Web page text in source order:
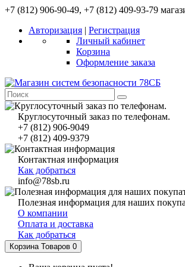
+7 (812) 906-90-49, +7 (812) 409-93-79
Авторизация | Регистрация
Личный кабинет
Корзина
Оформление заказа
Круглосуточный заказ по телефонам.
+7 (812) 906-9049
+7 (812) 409-9379
Контактная информация
Как добраться
info@78sb.ru
Полезная информация для наших
О компании
Оплата и доставка
Как добраться
Корзина Товаров 0